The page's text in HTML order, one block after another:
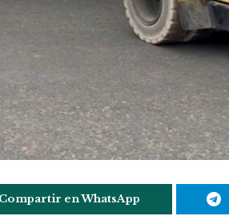
Compartir en WhatsApp